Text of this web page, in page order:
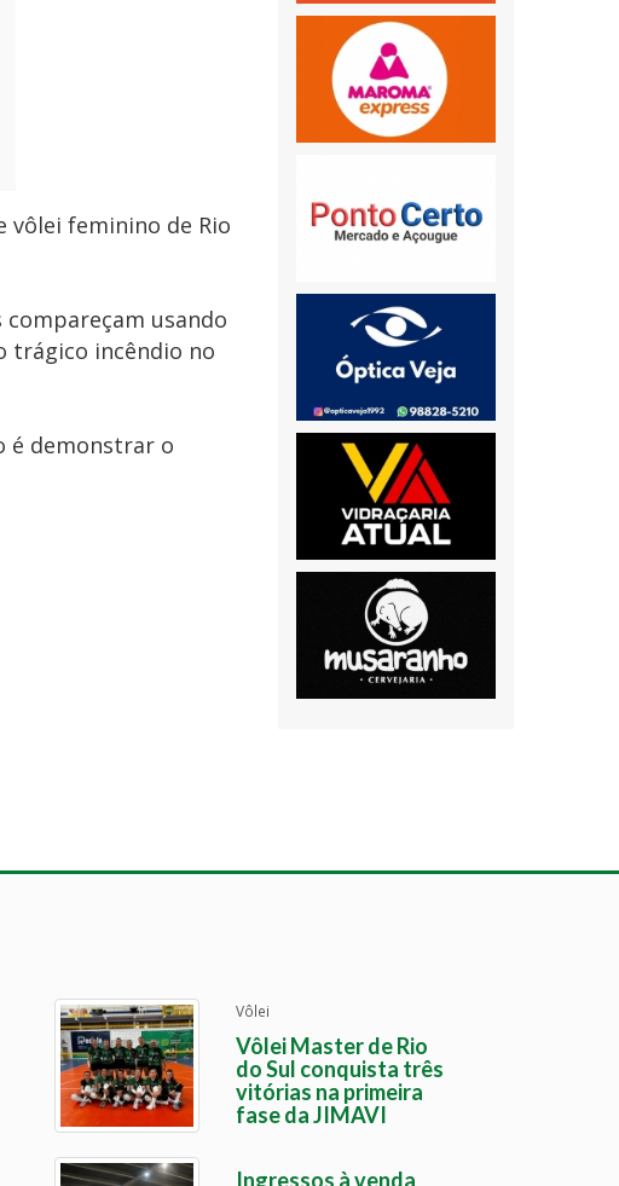
vôlei feminino de Rio
usando
trágico incêndio no
é demonstrar o
Vôlei
Vôlei Master de Rio
do Sul conquista três
vitórias na primeira
fase da JIMAVI
Ingressos à venda